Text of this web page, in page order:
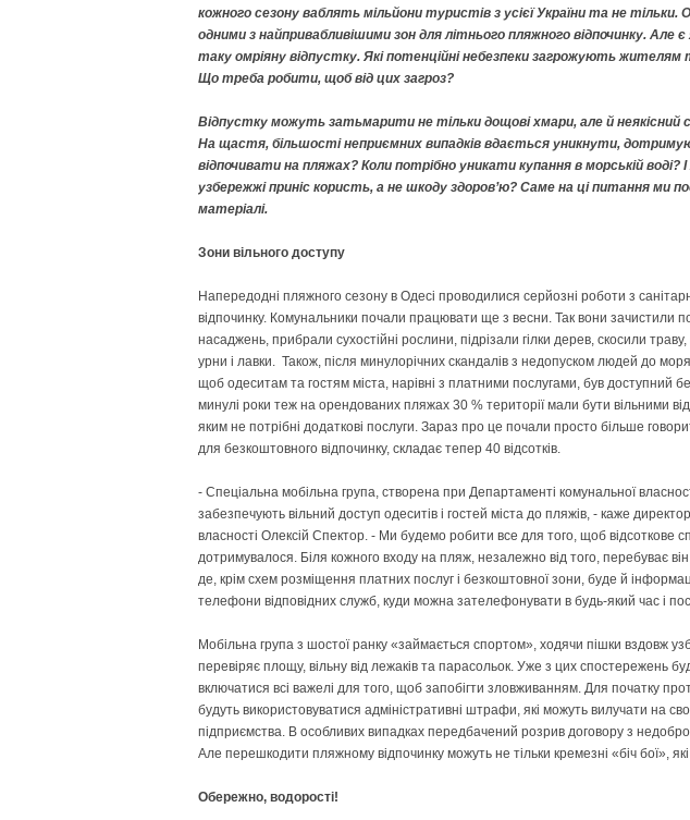
кожного сезону ваблять мільйони туристів з усієї України та не
одними з найпривабливішими зон для літнього пляжного відпочинку. Але
таку омріяну відпустку. Які потенційні небезпеки загрожують
Що треба робити, щоб від цих загроз?
Відпустку можуть затьмарити не тільки дощові хмари, але й неякісний
На щастя, більшості неприємних випадків вдається уникнути,
відпочивати на пляжах? Коли потрібно уникати купання в морській воді?
узбережжі приніс користь, а не шкоду здоров’ю? Саме на ці питання ми
матеріалі.
Зони вільного доступу
Напередодні пляжного сезону в Одесі проводилися серйозні роботи з
відпочинку. Комунальники почали працювати ще з весни. Так вони зачистили
насаджень, прибрали сухостійні рослини, підрізали гілки дерев, скосили
урни і лавки. Також, після минулорічних скандалів з недопуском людей до
щоб одеситам та гостям міста, нарівні з платними послугами, був доступний
минулі роки теж на орендованих пляжах 30 % території мали бути вільними
яким не потрібні додаткові послуги. Зараз про це почали просто більше
для безкоштовного відпочинку, складає тепер 40 відсотків.
- Спеціальна мобільна група, створена при Департаменті комунальної
забезпечують вільний доступ одеситів і гостей міста до пляжів, - каже
власності Олексій Спектор. - Ми будемо робити все для того, щоб відсоткове
дотримувалося. Біля кожного входу на пляж, незалежно від того, перебуває
де, крім схем розміщення платних послуг і безкоштовної зони, буде й
телефони відповідних служб, куди можна зателефонувати в будь-який час і
Мобільна група з шостої ранку «займається спортом», ходячи пішки вздовж
перевіряє площу, вільну від лежаків та парасольок. Уже з цих спостережень
включатися всі важелі для того, щоб запобігти зловживанням. Для початку
будуть використовуватися адміністративні штрафи, які можуть вилучати на
підприємства. В особливих випадках передбачений розрив договору з
Але перешкодити пляжному відпочинку можуть не тільки кремезні «біч бої»,
Обережно, водорості!